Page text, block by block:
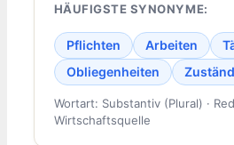
HÄUFIGSTE SYNONYME:
Pflichten Arbeiten
Obliegenheiten
Wortart: Substantiv (Plural) ·
Wirtschaftsquelle